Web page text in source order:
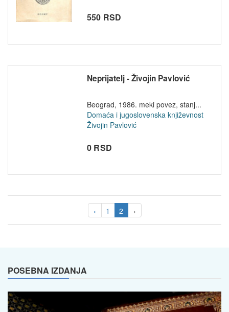
550 RSD
Neprijatelj - Živojin Pavlović
Beograd, 1986. meki povez, stanj...
Domaća i jugoslovenska književnost
Živojin Pavlović
0 RSD
‹ 1 2 ›
POSEBNA IZDANJA